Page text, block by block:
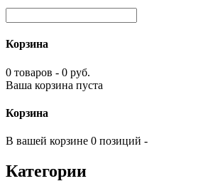
Корзина
0 товаров - 0 руб.
Ваша корзина пуста
Корзина
В вашей корзине 0 позиций -
Категории